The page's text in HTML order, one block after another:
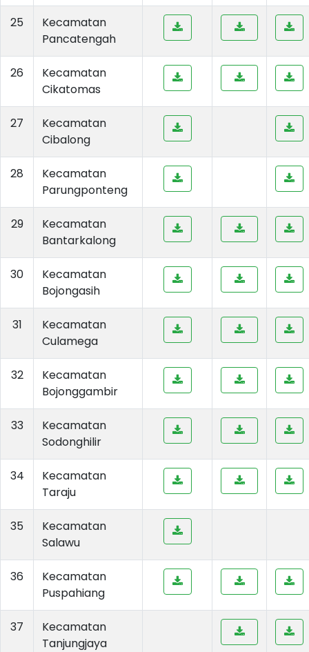
25
Kecamatan
Pancatengah
26
Kecamatan
Cikatomas
27
Kecamatan
Cibalong
28
Kecamatan
Parungponteng
29
Kecamatan
Bantarkalong
30
Kecamatan
Bojongasih
31
Kecamatan
Culamega
32
Kecamatan
Bojonggambir
33
Kecamatan
Sodonghilir
34
Kecamatan
Taraju
35
Kecamatan
Salawu
36
Kecamatan
Puspahiang
37
Kecamatan
Tanjungjaya